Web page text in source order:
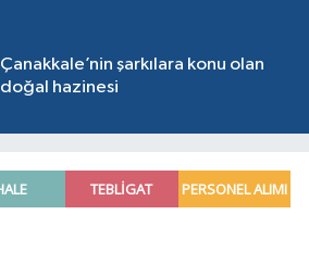
Çanakkale’nin şarkılara konu olan
doğal hazinesi